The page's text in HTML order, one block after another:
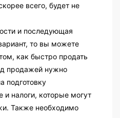
всего, будет не
и последующая
то вы можете
как быстро продать
продажей нужно
подготовку
налоги, которые могут
Также необходимо